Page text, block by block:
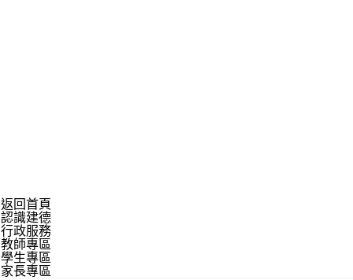
返回首頁
認識建德
行政服務
教師專區
學生專區
家長專區